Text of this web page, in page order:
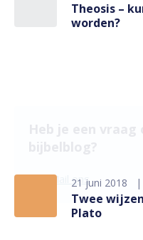
Theosis –
worden?
Mail ons21 juni 2018
Twee
Plato